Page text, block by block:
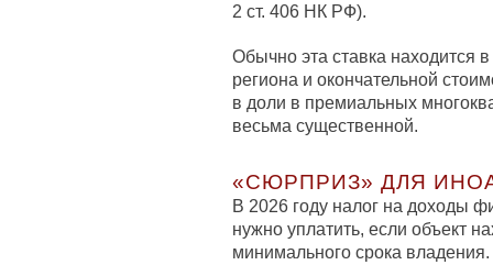
2 ст. 406 НК РФ).
Обычно эта ставка находится
региона и окончательной
в доли в премиальных
весьма существенной.
«СЮРПРИЗ» ДЛЯ
В 2026 году налог на доходы
нужно уплатить, если объект
минимального срока